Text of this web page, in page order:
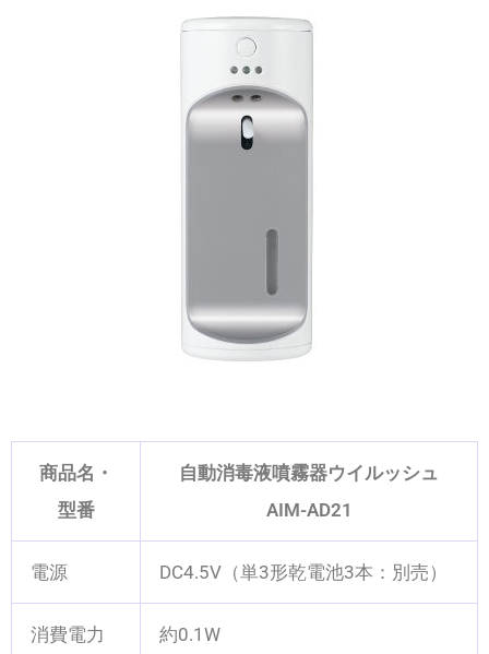
商品名・
型番
自動消毒液噴霧器ウイルッシュ
AIM-AD21
電源 DC4.5V（単3形乾電池3本：別売）
消費電力 約0.1W